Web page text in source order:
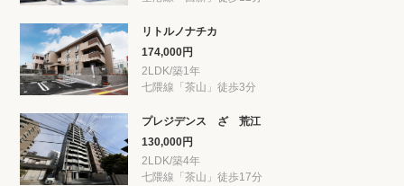
リトルノナチカ
174,000円
2LDK/築1年
七隈線「茶山」徒歩3分
プレジデンス ざ 荒江
130,000円
2LDK/築4年
七隈線「茶山」徒歩17分